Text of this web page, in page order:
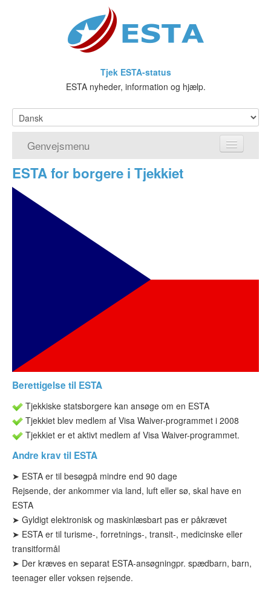
Tjek ESTA-status
ESTA nyheder, information og hjælp.
Genvejsmenu
Hjem
Ansøg om ESTA
Hvad er ESTA?
Visumfritagelsesprogrammet
ESTA for borgere i Tjekkiet
Berettigelse til ESTA
Tjekkiske statsborgere kan ansøge om en ESTA
Tjekkiet blev medlem af Visa Waiver-programmet i 2008
Tjekkiet er et aktivt medlem af Visa Waiver-programmet.
Andre krav til ESTA
➤ ESTA er til besøgpå mindre end 90 dage
Rejsende, der ankommer via land, luft eller sø, skal have en
ESTA
➤ Gyldigt elektronisk og maskinlæsbart pas er påkrævet
➤ ESTA er til turisme-, forretnings-, transit-, medicinske eller
transitformål
➤ Der kræves en separat ESTA-ansøgningpr. spædbarn, barn,
teenager eller voksen rejsende.